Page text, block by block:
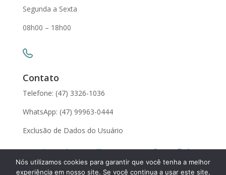
Segunda a Sexta
08h00 – 18h00
Contato
Telefone: (47) 3326-1036
WhatsApp: (47) 99963-0444
Exclusão de Dados do Usuário
Nós utilizamos cookies para garantir que você tenha a melhor
experiência em nosso site. Se você continua a usar este site,